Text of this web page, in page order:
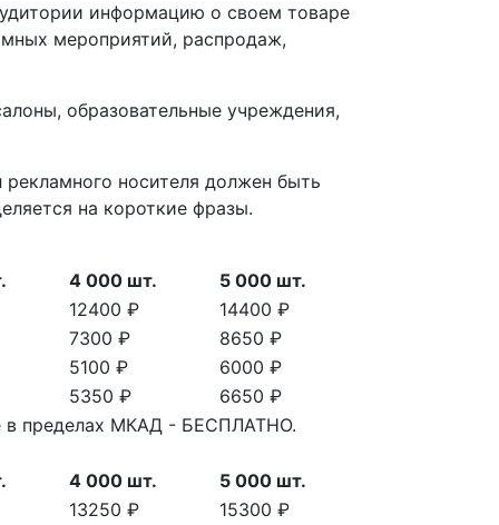
информацию о своем товаре
мероприятий, распродаж,
образовательные учреждения,
носителя должен быть
на короткие фразы.
4 000 шт.
5 000 шт.
12400 ₽
14400 ₽
7300 ₽
8650 ₽
5100 ₽
6000 ₽
5350 ₽
6650 ₽
в пределах МКАД - БЕСПЛАТНО.
4 000 шт.
5 000 шт.
13250 ₽
15300 ₽